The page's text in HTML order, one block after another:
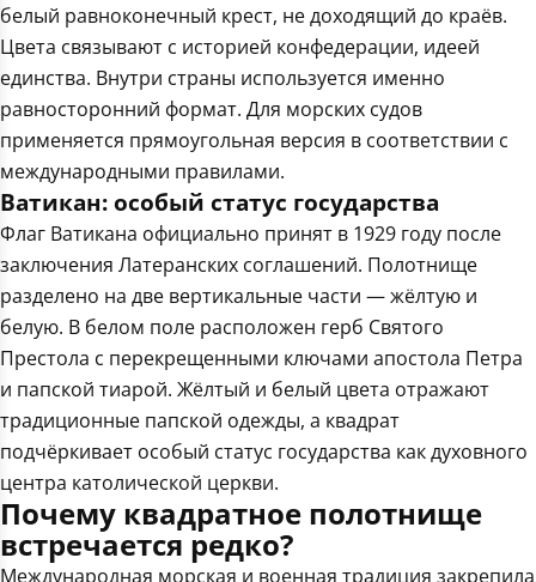
белый равноконечный крест, не доходящий до краёв.
Цвета связывают с историей конфедерации, идеей
единства. Внутри страны используется именно
равносторонний формат. Для морских судов
применяется прямоугольная версия в соответствии с
международными правилами.
Ватикан: особый статус государства
Флаг Ватикана официально принят в 1929 году после
заключения Латеранских соглашений. Полотнище
разделено на две вертикальные части — жёлтую и
белую. В белом поле расположен герб Святого
Престола с перекрещенными ключами апостола Петра
и папской тиарой. Жёлтый и белый цвета отражают
традиционные папской одежды, а квадрат
подчёркивает особый статус государства как духовного
центра католической церкви.
Почему квадратное полотнище
встречается редко?
Международная морская и военная традиция закрепила